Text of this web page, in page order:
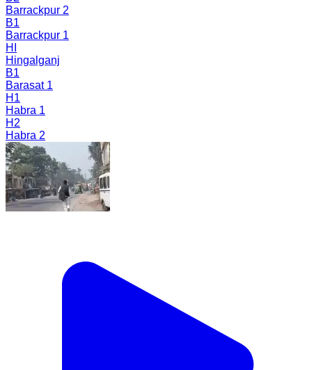
Barrackpur 2
B1
Barrackpur 1
HI
Hingalganj
B1
Barasat 1
H1
Habra 1
H2
Habra 2